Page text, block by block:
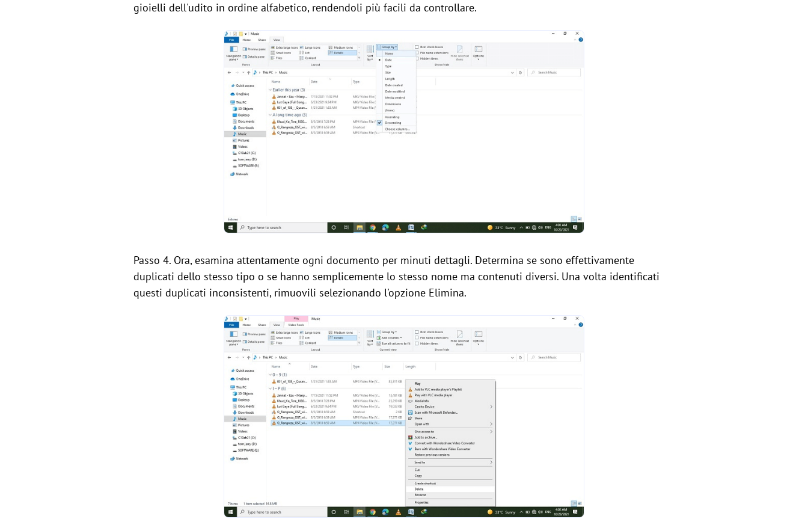
gioielli dell'udito in ordine alfabetico, rendendoli più facili da controllare.
Passo 4. Ora, esamina attentamente ogni documento per minuti dettagli. Determina se sono effettivamente
duplicati dello stesso tipo o se hanno semplicemente lo stesso nome ma contenuti diversi. Una volta identificati
questi duplicati inconsistenti, rimuovili selezionando l'opzione Elimina.